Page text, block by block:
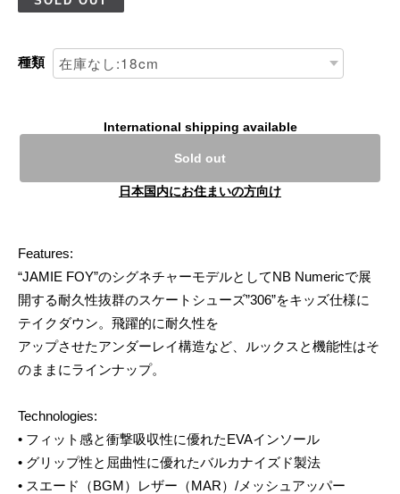
種類
International shipping available
Sold out
日本国内にお住まいの方向け
Features:
“JAMIE FOY”のシグネチャーモデルとしてNB Numericで展
開する耐久性抜群のスケートシューズ”306”をキッズ仕様に
テイクダウン。飛躍的に耐久性を
アップさせたアンダーレイ構造など、ルックスと機能性はそ
のままにラインナップ。
Technologies:
• フィット感と衝撃吸収性に優れたEVAインソール
• グリップ性と屈曲性に優れたバルカナイズド製法
• スエード（BGM）レザー（MAR）/メッシュアッパー